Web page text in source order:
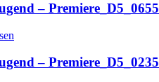
– Premiere_D5_0655
– Premiere_D5_0235